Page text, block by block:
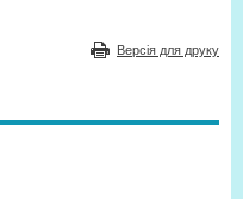
Версія для друку